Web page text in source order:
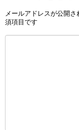
メールアドレスが公開さ
須項目です